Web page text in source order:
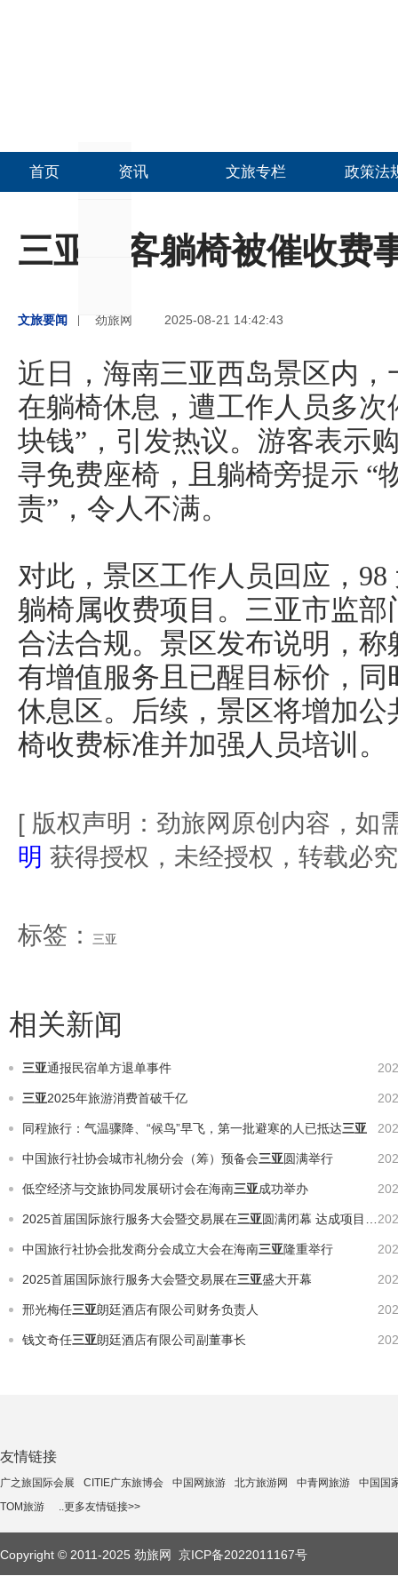
首页 资讯 文旅专栏 政策法
三亚游客躺椅被催收费
文旅要闻 劲旅网 2025-08-21 14:42:43
近日，海南三亚西岛景区内
在躺椅休息，遭工作人员多
块钱”，引发热议。游客表示
寻免费座椅，且躺椅旁提示 “
责”，令人不满。
对此，景区工作人员回应，
躺椅属收费项目。三亚市监
合法合规。景区发布说明，
有增值服务且已醒目标价，
休息区。后续，景区将增加
椅收费标准并加强人员培训。
[ 版权声明：劲旅网原创内容，如
明 获得授权，未经授权，转载必
标签： 三亚
相关新闻
三亚通报民宿单方退单事件
三亚2025年旅游消费首破千亿
同程旅行：气温骤降、“候鸟”早飞，第一批避寒的人已抵达三亚
中国旅行社协会城市礼物分会（筹）预备会三亚圆满举行
低空经济与交旅协同发展研讨会在海南三亚成功举办
2025首届国际旅行服务大会暨交易展在三亚圆满闭幕 达成项目估值超10亿元
中国旅行社协会批发商分会成立大会在海南三亚隆重举行
2025首届国际旅行服务大会暨交易展在三亚盛大开幕
邢光梅任三亚朗廷酒店有限公司财务负责人
钱文奇任三亚朗廷酒店有限公司副董事长
友情链接
广之旅国际会展 CITIE广东旅博会 中国网旅游 北方旅游网 中青网旅游
中国国
TOM旅游
..更多友情链接>>
Copyright © 2011-2025 劲旅网 京ICP备2022011167号